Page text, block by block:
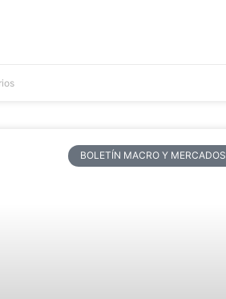
BOLETÍN MACRO Y MERCADOS